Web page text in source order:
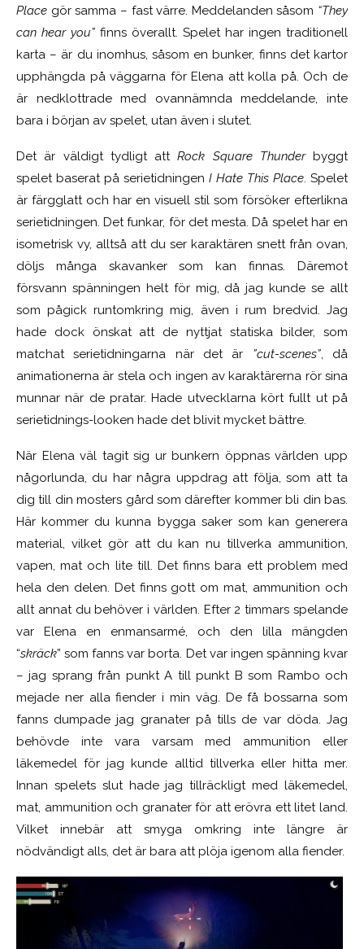
Place gör samma – fast värre. Meddelanden såsom “They
can hear you” finns överallt. Spelet har ingen traditionell
karta – är du inomhus, såsom en bunker, finns det kartor
upphängda på väggarna för Elena att kolla på. Och de
är nedklottrade med ovannämnda meddelande, inte
bara i början av spelet, utan även i slutet.
Det är väldigt tydligt attRock Square Thunder byggt
spelet baserat på serietidningen I Hate This Place. Spelet
är färgglatt och har en visuell stil som försöker efterlikna
serietidningen. Det funkar, för det mesta. Då spelet har en
isometrisk vy, alltså att du ser karaktären snett från ovan,
döljs många skavanker som kan finnas. Däremot
försvann spänningen helt för mig, då jag kunde se allt
som pågick runtomkring mig, även i rum bredvid. Jag
hade dock önskat att de nyttjat statiska bilder, som
matchat serietidningarna när det är ”cut-scenes”, då
animationerna är stela och ingen av karaktärerna rör sina
munnar när de pratar. Hade utvecklarna kört fullt ut på
serietidnings-looken hade det blivit mycket bättre.
När Elena väl tagit sig ur bunkern öppnas världen upp
någorlunda, du har några uppdrag att följa, som att ta
dig till din mosters gård som därefter kommer bli din bas.
Här kommer du kunna bygga saker som kan generera
material, vilket gör att du kan nu tillverka ammunition,
vapen, mat och lite till. Det finns bara ett problem med
hela den delen. Det finns gott om mat, ammunition och
allt annat du behöver i världen. Efter 2 timmars spelande
var Elena en enmansarmé, och den lilla mängden
“skräck” som fanns var borta. Det var ingen spänning kvar
– jag sprang från punkt A till punkt B som Rambo och
mejade ner alla fiender i min väg. De få bossarna som
fanns dumpade jag granater på tills de var döda. Jag
behövde inte vara varsam med ammunition eller
läkemedel för jag kunde alltid tillverka eller hitta mer.
Innan spelets slut hade jag tillräckligt med läkemedel,
mat, ammunition och granater för att erövra ett litet land.
Vilket innebär att smyga omkring inte längre är
nödvändigt alls, det är bara att plöja igenom alla fiender.